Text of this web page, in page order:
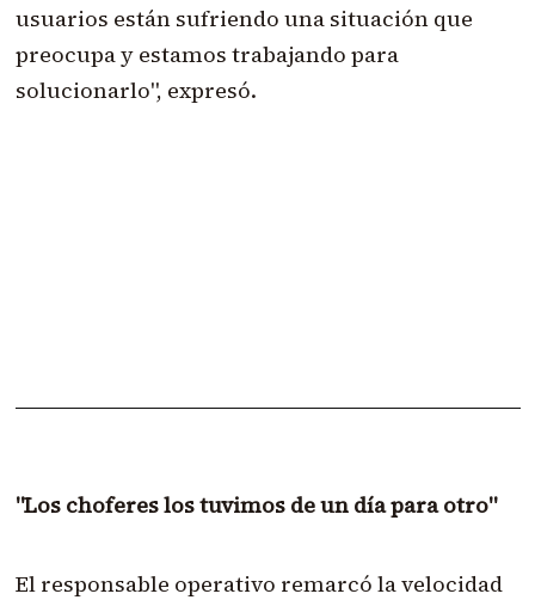
usuarios están sufriendo una situación que
preocupa y estamos trabajando para
solucionarlo", expresó.
"Los choferes los tuvimos de un día para otro"
El responsable operativo remarcó la velocidad